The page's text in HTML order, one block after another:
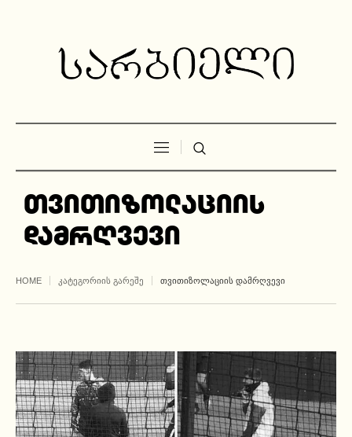
თვითიზოლაციის
დამრღვევი
HOME ᲙᲐᲢᲔᲒᲝᲠᲘᲘᲡ ᲒᲐᲠᲔᲨᲔ ᲗᲕᲘᲗᲘᲖᲝᲚᲐᲪᲘᲘᲡ ᲓᲐᲛᲠᲦᲕᲔᲕᲘ